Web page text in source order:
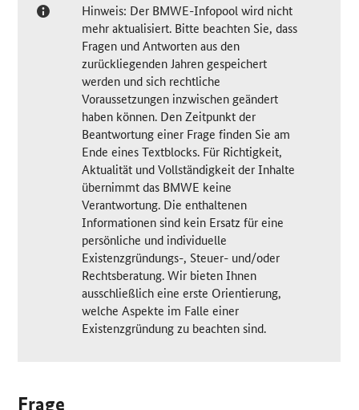
Hinweis: Der BMWE-Infopool wird nicht
mehr aktualisiert. Bitte beachten Sie, dass
Fragen und Antworten aus den
zurückliegenden Jahren gespeichert
werden und sich rechtliche
Voraussetzungen inzwischen geändert
haben können. Den Zeitpunkt der
Beantwortung einer Frage finden Sie am
Ende eines Textblocks. Für Richtigkeit,
Aktualität und Vollständigkeit der Inhalte
übernimmt das BMWE keine
Verantwortung. Die enthaltenen
Informationen sind kein Ersatz für eine
persönliche und individuelle
Existenzgründungs-, Steuer- und/oder
Rechtsberatung. Wir bieten Ihnen
ausschließlich eine erste Orientierung,
welche Aspekte im Falle einer
Existenzgründung zu beachten sind.
Frage